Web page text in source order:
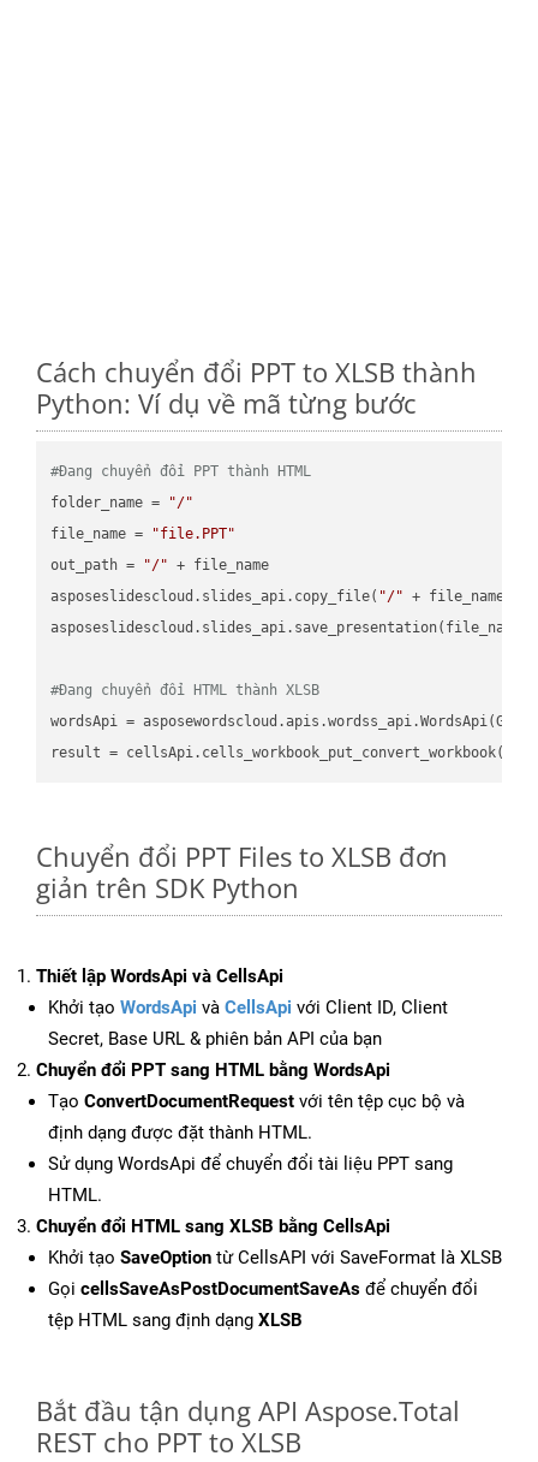
Cách chuyển đổi PPT to XLSB thành
Python: Ví dụ về mã từng bước
#Đang chuyển đổi PPT thành HTML
folder_name =
"/"
file_name =
"file.PPT"
out_path =
"/" + file_name
asposeslidescloud.slides_api.copy_file( "/" + file_name,
#Đang chuyển đổi HTML thành XLSB
wordsApi =
result =
Chuyển đổi PPT Files to XLSB đơn
giản trên SDK Python
Thiết lập WordsApi và CellsApi
Khởi tạo WordsApi và CellsApi với Client ID, Client
Secret, Base URL & phiên bản API của bạn
Chuyển đổi PPT sang HTML bằng WordsApi
Tạo ConvertDocumentRequest với tên tệp cục bộ và
định dạng được đặt thành HTML.
Sử dụng WordsApi để chuyển đổi tài liệu PPT sang
HTML.
Chuyển đổi HTML sang XLSB bằng CellsApi
Khởi tạo SaveOption từ CellsAPI với SaveFormat là XLSB
Gọi cellsSaveAsPostDocumentSaveAs để chuyển đổi
tệp HTML sang định dạng XLSB
Bắt đầu tận dụng API Aspose.Total
REST cho PPT to XLSB